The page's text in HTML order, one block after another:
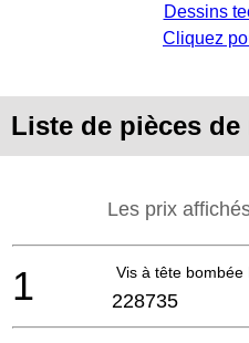
Dessins
Cliquez
Liste de pièces de
Les prix
Vis à tête bombée
1 228735